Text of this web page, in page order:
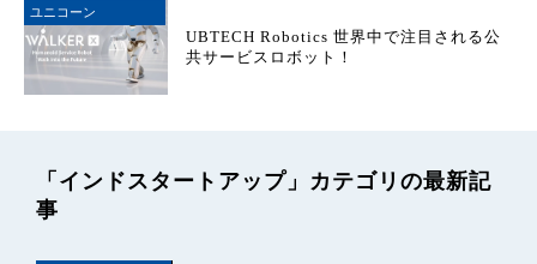
ユニコーン
UBTECH Robotics 世界中で注目される公
共サービスロボット！
「インドスタートアップ」カテゴリの最新記
事